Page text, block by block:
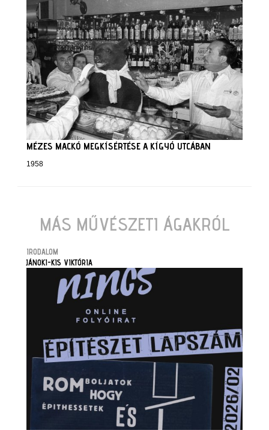
MÉZES MACKÓ MEGKÍSÉRTÉSE A KÍGYÓ UTCÁBAN
1958
MÁS MŰVÉSZETI ÁGAKRÓL
IRODALOM
JÁNOKI-KIS VIKTÓRIA